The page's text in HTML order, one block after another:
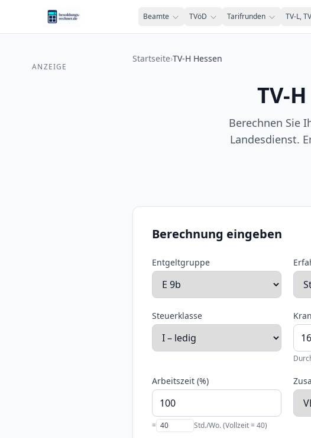
Zum Inhalt springen
Beamte TVöD Tarifrunden TV-L,
ANZEIGE
Startseite›TV-H Hessen
TV-
Berechnen Sie
Landesdienst.
Berechnung eingeben
Entgeltgruppe
Steuerklasse
Arbeitszeit (%)
= Std./Wo. (Vollzeit = 40)